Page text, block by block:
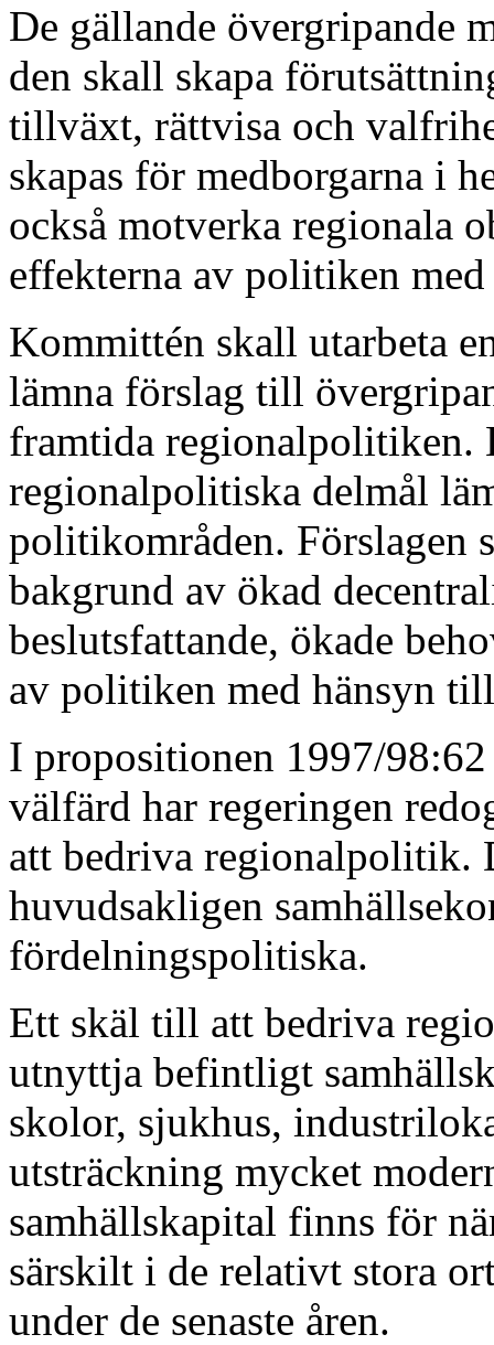
De gällande övergripande
den skall skapa
tillväxt, rättvisa och
skapas för medborgarna i
också motverka regionala
effekterna av politiken med
Kommittén skall utarbeta
lämna förslag till
framtida
regionalpolitiska delmål
politikområden. Förslagen
bakgrund av ökad
beslutsfattande, ökade
av politiken med hänsyn
I propositionen 1997/
välfärd har regeringen
att bedriva regionalpolitik.
huvudsakligen
fördelningspolitiska.
Ett skäl till att bedriva
utnyttja befintligt
skolor, sjukhus,
utsträckning mycket
samhällskapital finns för
särskilt i de relativt stora
under de senaste åren.